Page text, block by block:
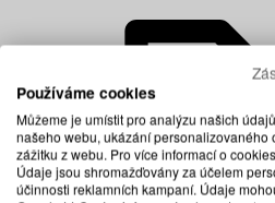
Používáme cookies
Můžeme je umístit pro analýzu našich
našeho webu, ukázání personalizovaného
zážitku z webu. Pro více informací o
Údaje jsou shromažďovány za účelem
účinnosti reklamních kampaní. Údaje